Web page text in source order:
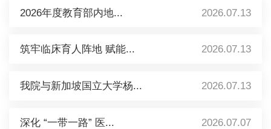
2026年度教育部内地... 2026.07.13
筑牢临床育人阵地 赋能... 2026.07.13
我院与新加坡国立大学杨... 2026.07.13
深化 “一带一路” 医... 2026.07.07